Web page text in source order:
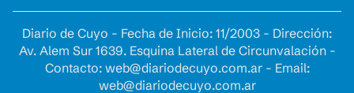
Diario de Cuyo - Fecha de Inicio: 11/2003 - Dirección:
Av. Alem Sur 1639. Esquina Lateral de Circunvalación -
Contacto: web@diariodecuyo.com.ar- Email:
web@diariodecuyo.com.ar